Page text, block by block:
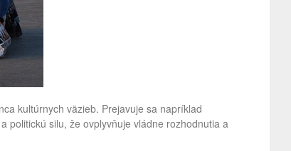
kultúrnych väzieb. Prejavuje sa napríklad
politickú silu, že ovplyvňuje vládne rozhodnutia a